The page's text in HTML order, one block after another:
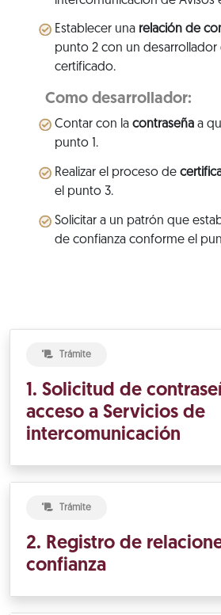
Establecer una relación de
punto 2 con un
certificado.
Como desarrollador:
Contar con la contraseñaa
punto 1.
Realizar el proceso de
el punto 3.
Solicitar a un patrón que
de confianza conforme el
Trámite
1. Solicitud de
acceso a Servicios de
intercomunicación
Trámite
2. Registro de
confianza